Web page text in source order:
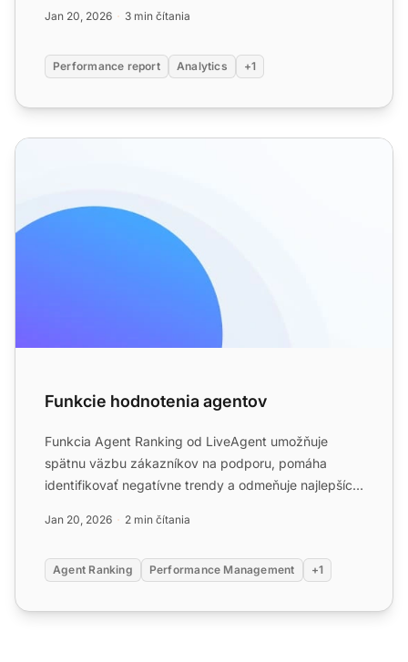
Jan 20, 2026 3 min čítania
Performance report Analytics +1
Funkcie hodnotenia agentov
Funkcie hodnotenia agentov
Funkcia Agent Ranking od LiveAgent umožňuje
spätnu väzbu zákazníkov na podporu, pomáha
identifikovať negatívne trendy a odmeňuje najlepších
Jan 20, 2026 2 min čítania
Agent Ranking Performance Management +1